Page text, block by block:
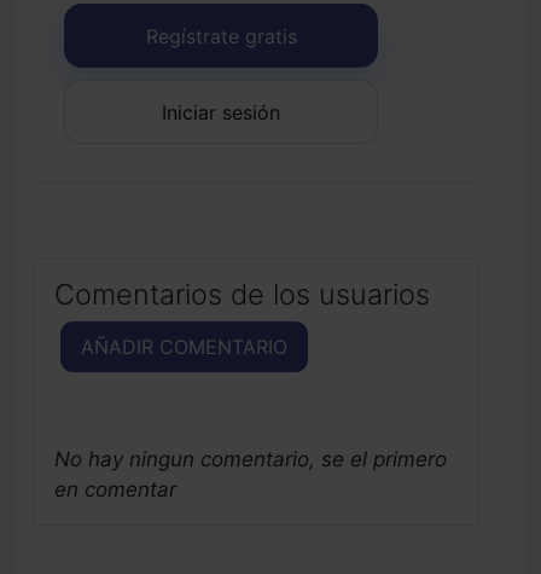
Regístrate gratis
Iniciar sesión
Comentarios de los usuarios
AÑADIR COMENTARIO
No hay ningun comentario, se el primero
en comentar